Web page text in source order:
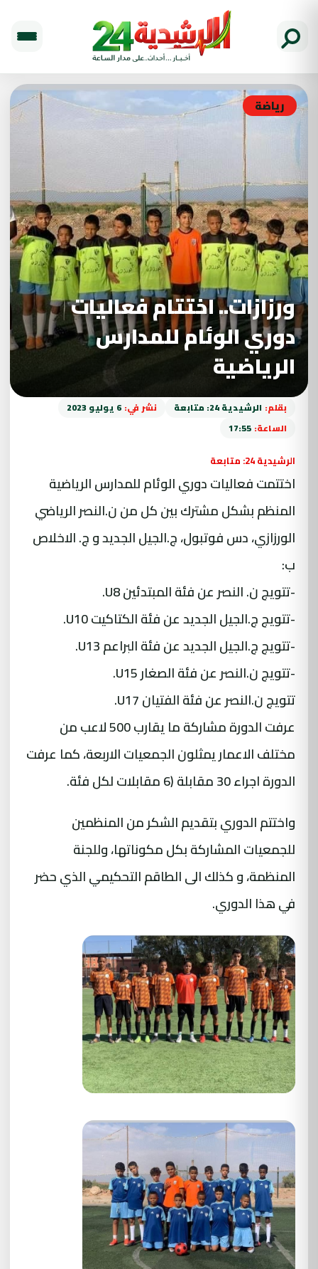
رياضة
ورزازات.. اختتام فعاليات
دوري الوئام للمدارس
الرياضية
بقلم: الرشيدية 24: متابعة نشر في: 6 يوليو 2023
الساعة: 17:55
الرشيدية 24: متابعة
اختتمت فعاليات دوري الوئام للمدارس الرياضية
المنظم بشكل مشترك بين كل من ن.النصر الرياضي
الورزازي، دس فوتبول، ج.الجيل الجديد و ج. الاخلاص
ب:
-تتويج ن. النصر عن فئة المبتدئين U8.
-تتويج ج.الجيل الجديد عن فئة الكتاكيت U10.
-تتويج ج.الجيل الجديد عن فئة البراعم U13.
-تتويج ن.النصر عن فئة الصغار U15.
تتويج ن.النصر عن فئة الفتيان U17.
عرفت الدورة مشاركة ما يقارب 500 لاعب من
مختلف الاعمار يمثلون الجمعيات الاربعة، كما عرفت
الدورة اجراء 30 مقابلة (6 مقابلات لكل فئة.
واختتم الدوري بتقديم الشكر من المنظمين
للجمعيات المشاركة بكل مكوناتها، وللجنة
المنظمة، و كذلك الى الطاقم التحكيمي الذي حضر
في هذا الدوري.